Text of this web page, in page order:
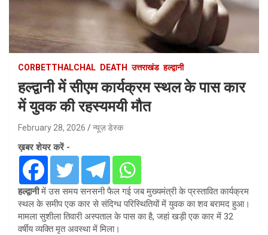
CORBETTHALCHAL DEATH उत्तराखंड हल्द्वानी
हल्द्वानी में सीएम कार्यक्रम स्थल के पास कार
में युवक की रहस्यमयी मौत
February 28, 2026 न्यूज़ डेस्क
ख़बर शेयर करें -
हल्द्वानीमें उस समय सनसनी फैल गई जब मुख्यमंत्री के प्रस्तावित कार्यक्रम
स्थल के समीप एक कार से संदिग्ध परिस्थितियों में युवक का शव बरामद हुआ।
मामला सुशीला तिवारी अस्पताल के पास का है, जहां खड़ी एक कार में 32
वर्षीय व्यक्ति मृत अवस्था में मिला।